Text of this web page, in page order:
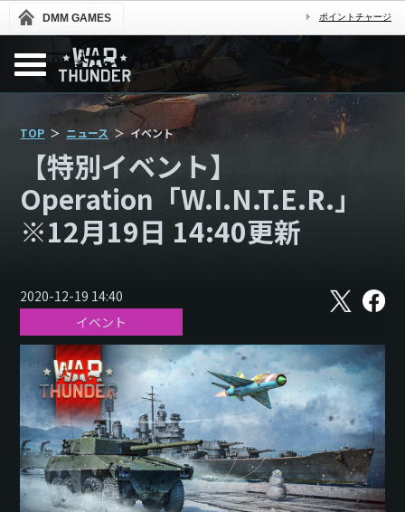
DMM GAMES ポイントチャージ
TOP ニュース イベント
【特別イベント】
Operation「W.I.N.T.E.R.」
※12月19日 14:40更新
2020-12-19 14:40 X フ
ェ
ス
ブ
ッ
イベント